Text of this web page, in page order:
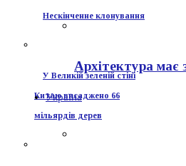
Нескінченне клонування
У Великій зеленій стіні
Китаю висаджено 66
мільярдів дерев
Архітектура має
Україна